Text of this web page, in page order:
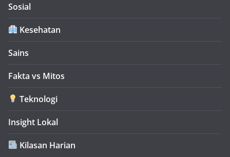
Sosial
Kesehatan
Sains
Fakta vs Mitos
Teknologi
Insight Lokal
Kilasan Harian